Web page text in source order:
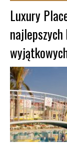
Luxury